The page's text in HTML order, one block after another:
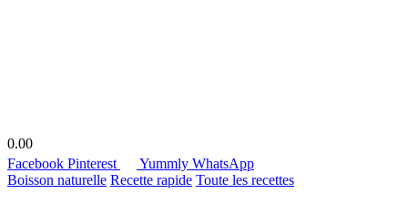
0.00
Facebook Pinterest Yummly WhatsApp
Boisson naturelle Recette rapide Toute les recettes